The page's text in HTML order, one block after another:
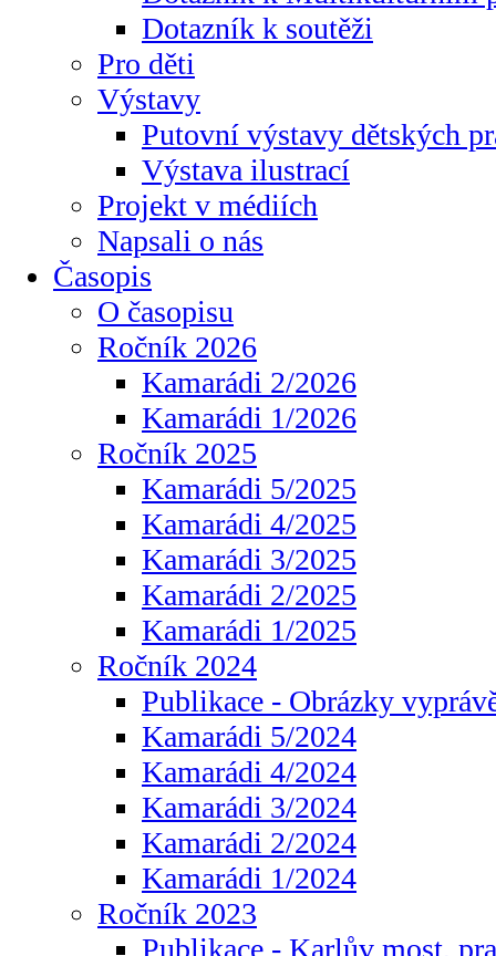
Dotazník k soutěži
Pro děti
Výstavy
Putovní výstavy dětských
Výstava ilustrací
Projekt v médiích
Napsali o nás
Časopis
O časopisu
Ročník 2026
Kamarádi 2/2026
Kamarádi 1/2026
Ročník 2025
Kamarádi 5/2025
Kamarádi 4/2025
Kamarádi 3/2025
Kamarádi 2/2025
Kamarádi 1/2025
Ročník 2024
Publikace - Obrázky
Kamarádi 5/2024
Kamarádi 4/2024
Kamarádi 3/2024
Kamarádi 2/2024
Kamarádi 1/2024
Ročník 2023